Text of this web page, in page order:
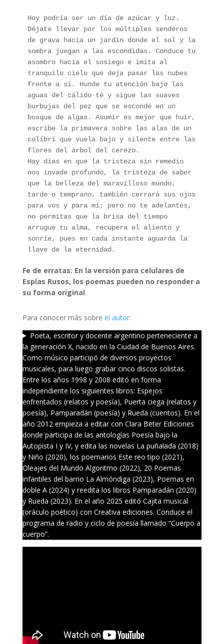
Hoy podría ser un día de azúcar y luz.
Déjate llevar por los múltiples senderos
de grava hacia un jardín donde el sol y la
sombra juegan a las escondidas. Conduce tu
asombro hacia el sosiego e imita al
tranquilo cielo que deja pasar las nubes
frente a sí. Hunde tu atención bajo las
aguas del cálido té y sigue las suaves
burbujas del pez que se esconde en un
bosque de algas. Asumir es mejor que huir,
escribe la primavera sobre las alas de un
colibrí que vuela bajo y silente entre las
flores del árbol del cerezo.
Hay días en que la tristeza sin remedio
nos invade profundo, la tristeza de saber
que la belleza del maravilloso mundo,
tarde o temprano, también cerrará sus ojos
para vos y para mí; pero no te adelantes,
no permitas que la brisa del tiempo
arrugue tu alma, recupera el aliento y
sonríe, pues en cada instante aguarda la
llave de la eternidad.
Fe de erratas: En la versión para celulares de
Espías Rusos, los poemas pueden no responder a
su forma original
Para conocer más sobre el autor:
Poeta, escritor y docente argentino perteneciente a
la generación X, nacido en la Ciudad de Buenos Aires.
Como músico participó de diversos proyectos
musicales, para luego grabar cinco discos solistas.
Entre los años 1998 y 2008 editó en forma
independiente los siguientes libros: Espejos
enfrentados (relatos y poesía), Puerta ciega (relatos y
poesía), Pamparadán (poesía) y Rueda (cuentos). En el
año 2012 empieza a editar con Clara Beter Ediciones
donde participa de las antologías Poesía bajo la
Autopista I y IV, y edita las novelas La puñalada (2018)
y Niño (2020), los poemarios Este reo tipo (2021),
Oleajes del Mundo Algoritmo (2022), 20 Poemas
infantiles del barrio La Almóndiga (2023), Poemas en
doble A (2024) y reedita los libros Pamparadán (2020)
y Rueda (2023). En el año 2025 editó Cajita musical
(oráculo poético) con Creativa ediciones. Conduce el
programa de radio y ciclo de poesía llamado “Cuerpo a
cuerpo”.